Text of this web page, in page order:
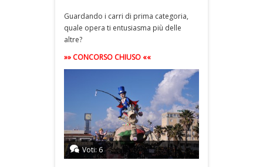
Guardando i carri di prima categoria,
quale opera ti entusiasma più delle
altre?
»» CONCORSO CHIUSO ««
Voti: 6